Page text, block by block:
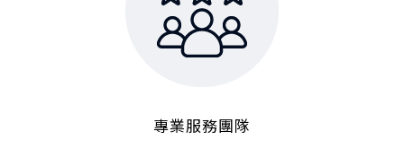
專業服務團隊